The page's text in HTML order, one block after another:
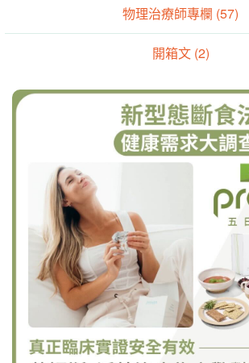
物理治療師專欄 (57)
開箱文 (2)